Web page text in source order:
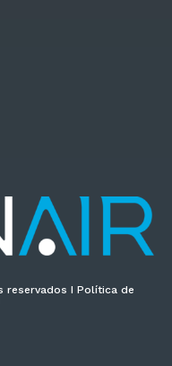
reservados I Política de